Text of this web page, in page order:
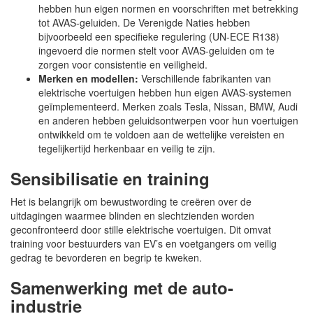
hebben hun eigen normen en voorschriften met betrekking
tot AVAS-geluiden. De Verenigde Naties hebben
bijvoorbeeld een specifieke regulering (UN-ECE R138)
ingevoerd die normen stelt voor AVAS-geluiden om te
zorgen voor consistentie en veiligheid.
Merken en modellen: Verschillende fabrikanten van
elektrische voertuigen hebben hun eigen AVAS-systemen
geïmplementeerd. Merken zoals Tesla, Nissan, BMW, Audi
en anderen hebben geluidsontwerpen voor hun voertuigen
ontwikkeld om te voldoen aan de wettelijke vereisten en
tegelijkertijd herkenbaar en veilig te zijn.
Sensibilisatie en training
Het is belangrijk om bewustwording te creëren over de
uitdagingen waarmee blinden en slechtzienden worden
geconfronteerd door stille elektrische voertuigen. Dit omvat
training voor bestuurders van EV’s en voetgangers om veilig
gedrag te bevorderen en begrip te kweken.
Samenwerking met de auto-
industrie